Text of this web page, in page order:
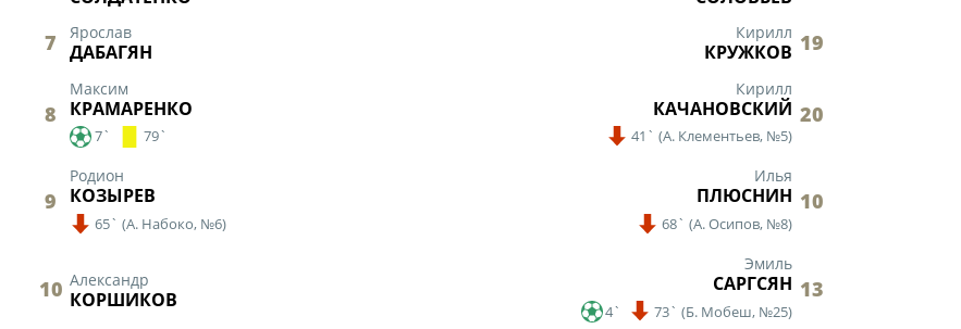
"Содружество" среди юношей 2009-2010 годов
7 Ярослав
ДАБАГЯН 19
Кирилл
КРУЖКОВ
8
Максим
КРАМАРЕНКО
7` 79`
20
Кирилл
КАЧАНОВСКИЙ
41` (А. Клементьев, №5)
9
Родион
КОЗЫРЕВ
65` (А. Набоко, №6)
10
Илья
ПЛЮСНИН
68` (А. Осипов, №8)
10 Александр
КОРШИКОВ 13
Эмиль
САРГСЯН
4` 73` (Б. Мобеш, №25)